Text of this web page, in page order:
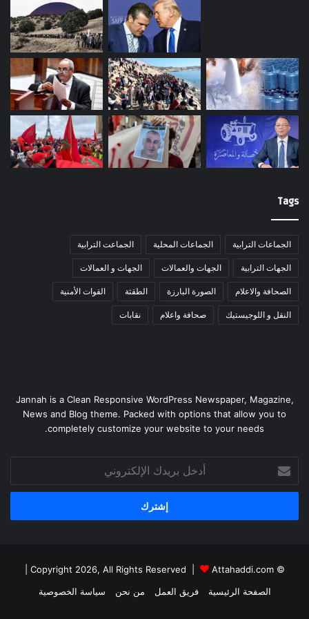
Tags
الجماعات الترابية الجماعات المحلية الجماعت الترابية
الجهات الترابية الجهات والعمالات الجهات و العمالات
الصحافة والاعلام الصورة البارزة الطقثة القوات الأمنية
النقل و اللوجيستيك صحافة واعلام نقابات
Jannah is a Clean Responsive WordPress Newspaper, Magazine,
News and Blog theme. Packed with options that allow you to
completely customize your website to your needs.
بريدك
الإلكتروني
© Copyright 2026, All Rights Reserved |
Attahaddi.com
الصفحة الرئيسية
فريق العمل من نحن سياسة الخصوصية